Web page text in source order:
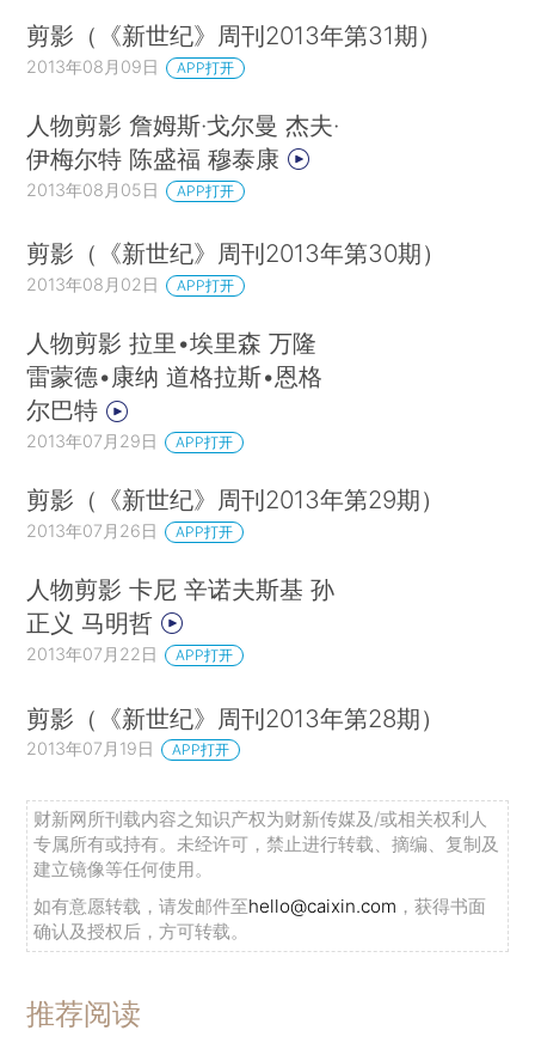
剪影（《新世纪》周刊2013年第31期）
2013年08月09日 APP打开
人物剪影 詹姆斯·戈尔曼 杰夫·
伊梅尔特 陈盛福 穆泰康
2013年08月05日 APP打开
剪影（《新世纪》周刊2013年第30期）
2013年08月02日 APP打开
人物剪影 拉里•埃里森 万隆
雷蒙德•康纳 道格拉斯•恩格
尔巴特
2013年07月29日 APP打开
剪影（《新世纪》周刊2013年第29期）
2013年07月26日 APP打开
人物剪影 卡尼 辛诺夫斯基 孙
正义 马明哲
2013年07月22日 APP打开
剪影（《新世纪》周刊2013年第28期）
2013年07月19日 APP打开
财新网所刊载内容之知识产权为财新传媒及/或相关权利人
专属所有或持有。未经许可，禁止进行转载、摘编、复制及
建立镜像等任何使用。
如有意愿转载，请发邮件至hello@caixin.com ，获得书面
确认及授权后，方可转载。
推荐阅读